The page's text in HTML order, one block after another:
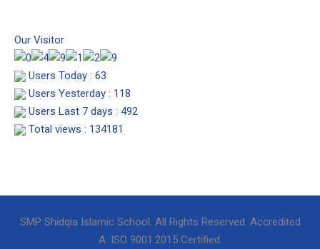
g
r
a
m
o
o
k
e
Our Visitor
Users Today : 63
Users Yesterday : 118
Users Last 7 days : 492
Total views : 134181
SMP Shidqia Islamic School. All Rights Reserved. Accredited
A. ISO 9001:2015 Certified.